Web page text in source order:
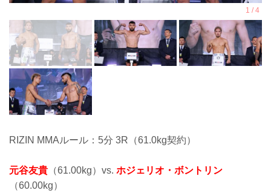
RIZIN MMAルール：5分 3R（61.0kg契約）
元谷友貴 （61.00kg）vs. ホジェリオ・ボントリン
（60.00kg）